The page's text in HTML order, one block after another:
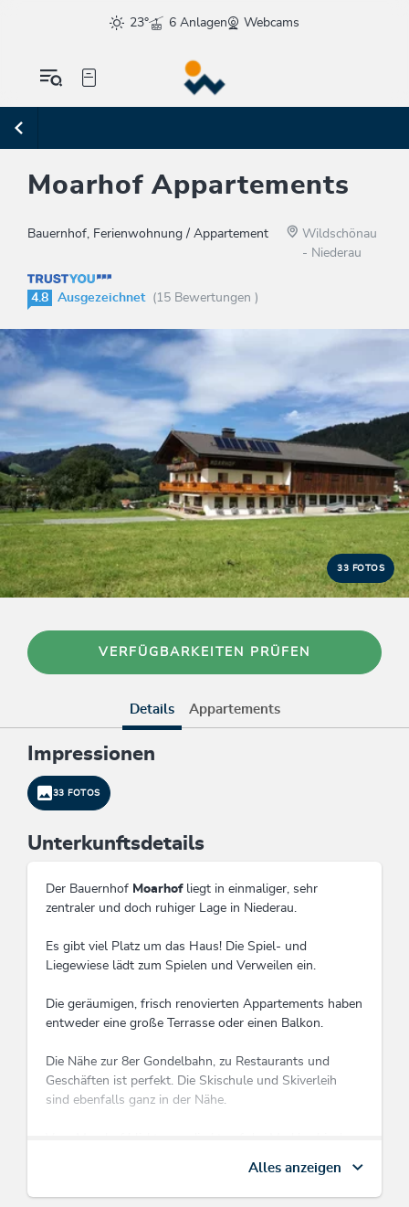
23° 6 Anlagen Webcams
Moarhof Appartements
Bauernhof, Ferienwohnung / Appartement
Wildschönau
- Niederau
4.8 Ausgezeichnet (15 Bewertungen )
33 FOTOS
VERFÜGBARKEITEN PRÜFEN
Details Appartements
Impressionen
33 FOTOS
Unterkunftsdetails
Der Bauernhof Moarhofliegt in einmaliger, sehr
zentraler und doch ruhiger Lage in Niederau.
Es gibt viel Platz um das Haus! Die Spiel- und
Liegewiese lädt zum Spielen und Verweilen ein.
Die geräumigen, frisch renovierten Appartements haben
entweder eine große Terrasse oder einen Balkon.
Die Nähe zur 8er Gondelbahn, zu Restaurants und
Geschäften ist perfekt. Die Skischule und Skiverleih
sind ebenfalls ganz in der Nähe.
Diese Unterkunft ist Mitglied von
Wildschönau Premium Card
Alles anzeigen